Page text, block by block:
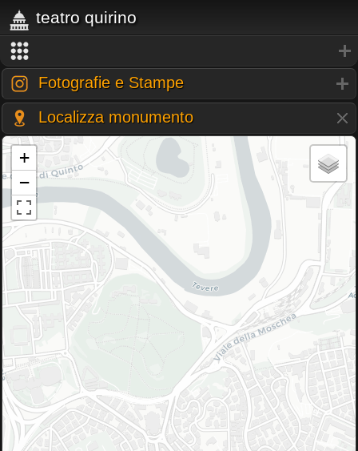
teatro quirino
Fotografie e Stampe
Localizza monumento
+
−